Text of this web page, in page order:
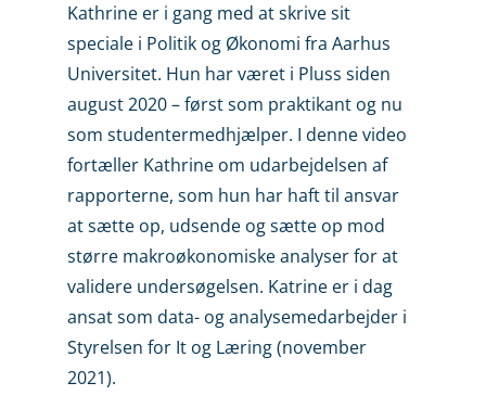
Kathrine er i gang med at skrive sit
speciale i Politik og Økonomi fra Aarhus
Universitet. Hun har været i Pluss siden
august 2020 – først som praktikant og nu
som studentermedhjælper. I denne video
fortæller Kathrine om udarbejdelsen af
rapporterne, som hun har haft til ansvar
at sætte op, udsende og sætte op mod
større makroøkonomiske analyser for at
validere undersøgelsen. Katrine er i dag
ansat som data- og analysemedarbejder i
Styrelsen for It og Læring (november
2021).